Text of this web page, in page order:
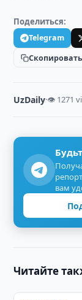
Поделиться:
Telegram
UzDaily·👁 1271
вам
Читайте